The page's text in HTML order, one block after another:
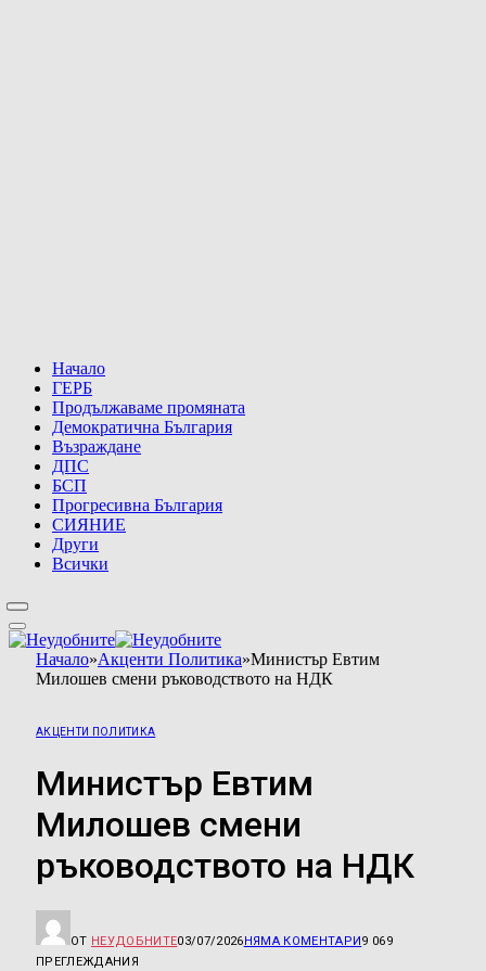
Начало
ГЕРБ
Продължаваме промяната
Демократична България
Възраждане
ДПС
БСП
Прогресивна България
СИЯНИЕ
Други
Всички
Начало»Акценти Политика»Министър Евтим
Милошев смени ръководството на НДК
АКЦЕНТИ ПОЛИТИКА
Министър Евтим
Милошев смени
ръководството на НДК
ОТ НЕУДОБНИТЕ03/07/2026НЯМА КОМЕНТАРИ9 069
ПРЕГЛЕЖДАНИЯ